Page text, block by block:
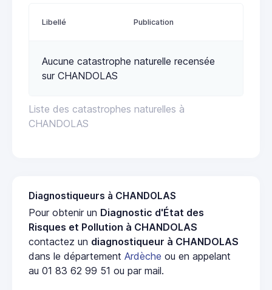
Liste des catastrophes naturelles à
CHANDOLAS
Libellé Publication
Aucune catastrophe naturelle recensée
sur CHANDOLAS
Diagnostiqueurs à CHANDOLAS
Pour obtenir un Diagnostic d'État des
Risques et Pollution à CHANDOLAS
contactez un diagnostiqueur à CHANDOLAS
dans le département Ardèche ou en appelant
au 01 83 62 99 51 ou par mail.